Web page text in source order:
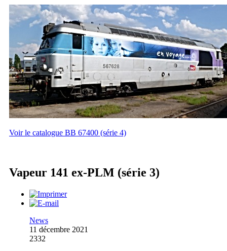
Voir le catalogue BB 67400 (série 4)
Vapeur 141 ex-PLM (série 3)
News
11 décembre 2021
2332